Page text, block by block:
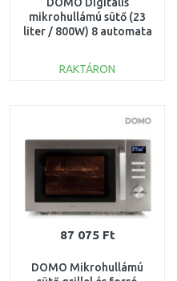
mikrohullámú sütő (23
liter / 800W) 8 automata
RAKTÁRON
Összehasonlítás
87 075 Ft
DOMO Mikrohullámú